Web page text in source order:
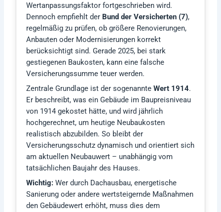
Wertanpassungsfaktor fortgeschrieben wird.
Dennoch empfiehlt der Bund der Versicherten (7),
regelmäßig zu prüfen, ob größere Renovierungen,
Anbauten oder Modernisierungen korrekt
berücksichtigt sind. Gerade 2025, bei stark
gestiegenen Baukosten, kann eine falsche
Versicherungssumme teuer werden.
Zentrale Grundlage ist der sogenannteWert 1914.
Er beschreibt, was ein Gebäude im Baupreisniveau
von 1914 gekostet hätte, und wird jährlich
hochgerechnet, um heutige Neubaukosten
realistisch abzubilden. So bleibt der
Versicherungsschutz dynamisch und orientiert sich
am aktuellen Neubauwert – unabhängig vom
tatsächlichen Baujahr des Hauses.
Wichtig: Wer durch Dachausbau, energetische
Sanierung oder andere wertsteigernde Maßnahmen
den Gebäudewert erhöht, muss dies dem